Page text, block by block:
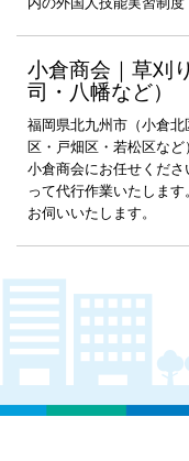
小倉商会｜草刈
司・八幡など）
福岡県北九州市（小倉
区・戸畑区・若松区な
小倉商会にお任せくだ
って代行作業いたしま
お伺いいたします。